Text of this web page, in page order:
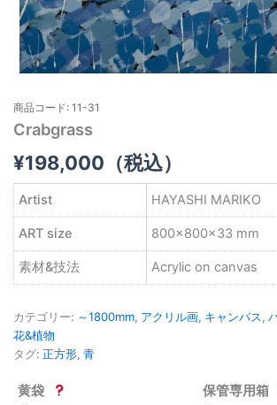
商品コード: 11-31
Crabgrass
¥198,000 （税込）
Artist HAYASHI MARIKO
ART size 800×800×33 mm
素材&技法 Acrylic on canvas
カテゴリー: ～1800mm, アクリル画, キャンバス,
花&植物
タグ: 正方形, 青
黄袋 保管専用箱